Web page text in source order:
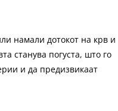
намали дотокот на крв и
станува погуста, што го
и да предизвикаат